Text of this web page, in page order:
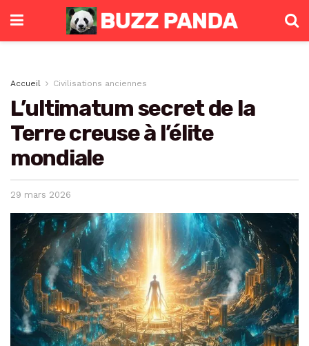
Accueil Civilisations anciennes
L’ultimatum secret de la
Terre creuse à l’élite
mondiale
29 mars 2026